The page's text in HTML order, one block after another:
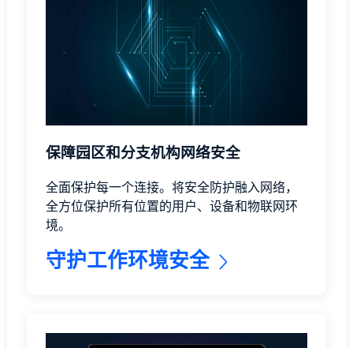
保障园区和分支机构网络安全
全面保护每一个连接。将安全防护融入网络，
全方位保护所有位置的用户、设备和物联网环
境。
守护工作环境安全